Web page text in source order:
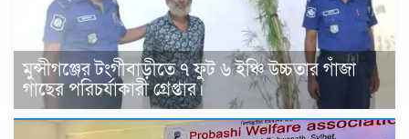
মুন্সীগঞ্জের টংগীবাড়ীতে ৭ ফুট ৬ ইঞ্চি উচ্চতার গাঁজা
গাছের পরিচর্যাকারী গ্রেপ্তার।